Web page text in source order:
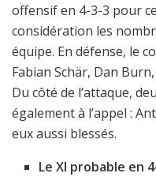
offensif en 4-3-3 pour
considération les
équipe. En défense, le
Fabian Schär, Dan
Du côté de l’attaque,
également à l’appel :
eux aussi blessés.
Le XI probable en